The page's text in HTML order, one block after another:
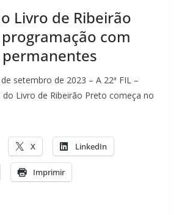
Livro de Ribeirão
com
setembro de 2023 – A 22ª FIL –
do Livro de Ribeirão Preto começa no
X LinkedIn
Imprimir